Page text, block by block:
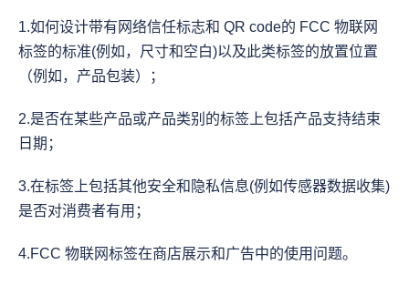
1.如何设计带有网络信任标志和 QR code的 FCC 物联网
标签的标准(例如，尺寸和空白)以及此类标签的放置位置
（例如，产品包装）；
2.是否在某些产品或产品类别的标签上包括产品支持结束
日期；
3.在标签上包括其他安全和隐私信息(例如传感器数据收集)
是否对消费者有用；
4.FCC 物联网标签在商店展示和广告中的使用问题。